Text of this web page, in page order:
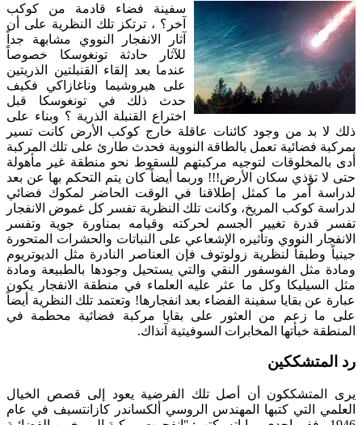
سفينة فضاء قادمة من كوكب
آخر؟ ، ترتكز تلك النظرية على أن
آثار الانفجار النووي مشابهة جداً
للآثار حادثة تونغوسكا خصوصاً
عندما بعد إلقاء القنبلتين الذريتين
على هيروشيما وناغازاكي فكيف
حدث ذلك في تونغوسكا قبل
اختراع القنبلة الذرية ؟ وبناء على
ذلك لا بد من وجود كائنات عاقلة خارج كوكب الأرض كانت تسير
بمركبة فضائية تعمل بالطاقة النووية فحدث طارئ على تلك المركبة
أدى بالمخلوقات لتوجيه مركبتهم للسقوط نحو منطقة غير مأهولة
حتى لا تؤذي سكان الأرض!!! وربما أيضاً كان يتم التحكم بها عن بعد
لدراسة أمر ما كمثل إطلاقنا في الوقت الحاضر لمكوك فضائي
لدراسة كوكب المريخ، وكانت تلك النظرية تفسر كل غموض الانفجار
تفسر قدرة تغيير الجسم لحركته وقيامه بمناورة جوية وتفسر
الانفجار النووي وتأثيره الإشعاعي على النباتات والحشرات المتحورة
جينياً وطبقاً لنظرية زولوتوف فإن العناصر النادرة مثل الديوتريوم
ومادة مثل الفوسفور النقي والتي يستحيل وجودها بالطبيعة ومادة
مثل السيليكا وكل ما عثر عليه العلماء في منطقة الانفجار يكون
عبارة عن بقايا سفينة الفضاء بعد انفجارها! وتعتمد تلك النظرية أيضاً
على ما زعم من العثور على بقايا مركبة فضائية محطمة في
المنطقة خبأتها المخابرات السوفيتية آنذاك.
رد المتشككين
يرى المتشككون أن أصل تلك الفرضية يعود إلى قصص الخيال
العلمي التي كتبها المهندس الروسي ألكساندر كازانتسيف في عام